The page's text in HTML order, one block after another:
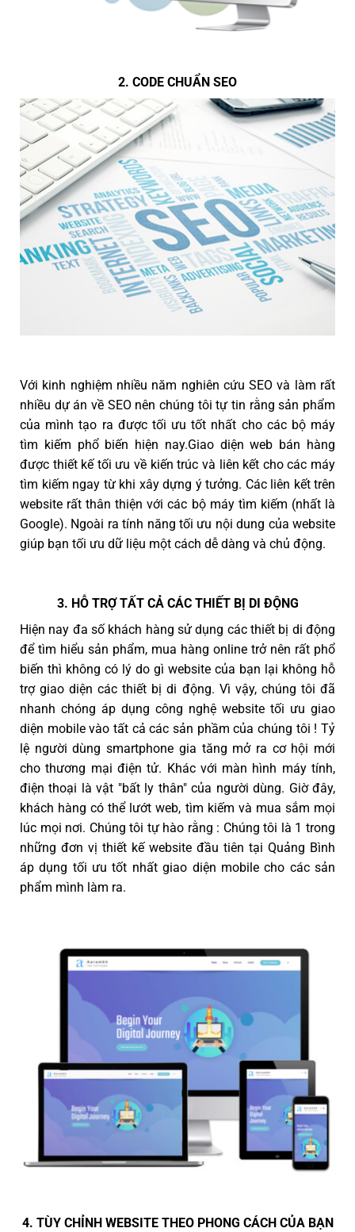
2. CODE CHUẨN SEO
Với kinh nghiệm nhiều năm nghiên cứu SEO và làm rất
nhiều dự án về SEO nên chúng tôi tự tin rằng sản phẩm
của mình tạo ra được tối ưu tốt nhất cho các bộ máy
tìm kiếm phổ biến hiện nay.Giao diện web bán hàng
được thiết kế tối ưu về kiến trúc và liên kết cho các máy
tìm kiếm ngay từ khi xây dựng ý tưởng. Các liên kết trên
website rất thân thiện với các bộ máy tìm kiếm (nhất là
Google). Ngoài ra tính năng tối ưu nội dung của website
giúp bạn tối ưu dữ liệu một cách dễ dàng và chủ động.
3. HỖ TRỢ TẤT CẢ CÁC THIẾT BỊ DI ĐỘNG
Hiện nay đa số khách hàng sử dụng các thiết bị di động
để tìm hiểu sản phẩm, mua hàng online trở nên rất phổ
biến thì không có lý do gì website của bạn lại không hỗ
trợ giao diện các thiết bị di động. Vì vậy, chúng tôi đã
nhanh chóng áp dụng công nghệ website tối ưu giao
diện mobile vào tất cả các sản phầm của chúng tôi ! Tỷ
lệ người dùng smartphone gia tăng mở ra cơ hội mới
cho thương mại điện tử. Khác với màn hình máy tính,
điện thoại là vật "bất ly thân" của người dùng. Giờ đây,
khách hàng có thể lướt web, tìm kiếm và mua sắm mọi
lúc mọi nơi. Chúng tôi tự hào rằng : Chúng tôi là 1 trong
những đơn vị thiết kế website đầu tiên tại Quảng Bình
áp dụng tối ưu tốt nhất giao diện mobile cho các sản
phẩm mình làm ra.
4. TÙY CHỈNH WEBSITE THEO PHONG CÁCH CỦA BẠN